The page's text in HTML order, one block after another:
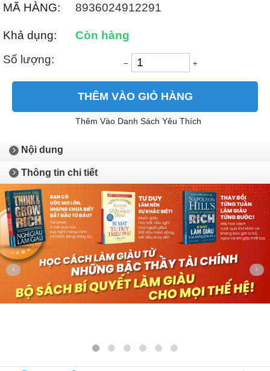
MÃ HÀNG: 8936024912291
Khả dụng:
Còn hàng
Số lượng:
− +
THÊM VÀO GIỎ HÀNG
Thêm Vào Danh Sách Yêu Thích
Nội dung
Thông tin chi tiết